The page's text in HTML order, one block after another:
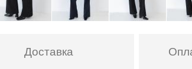
Доставка